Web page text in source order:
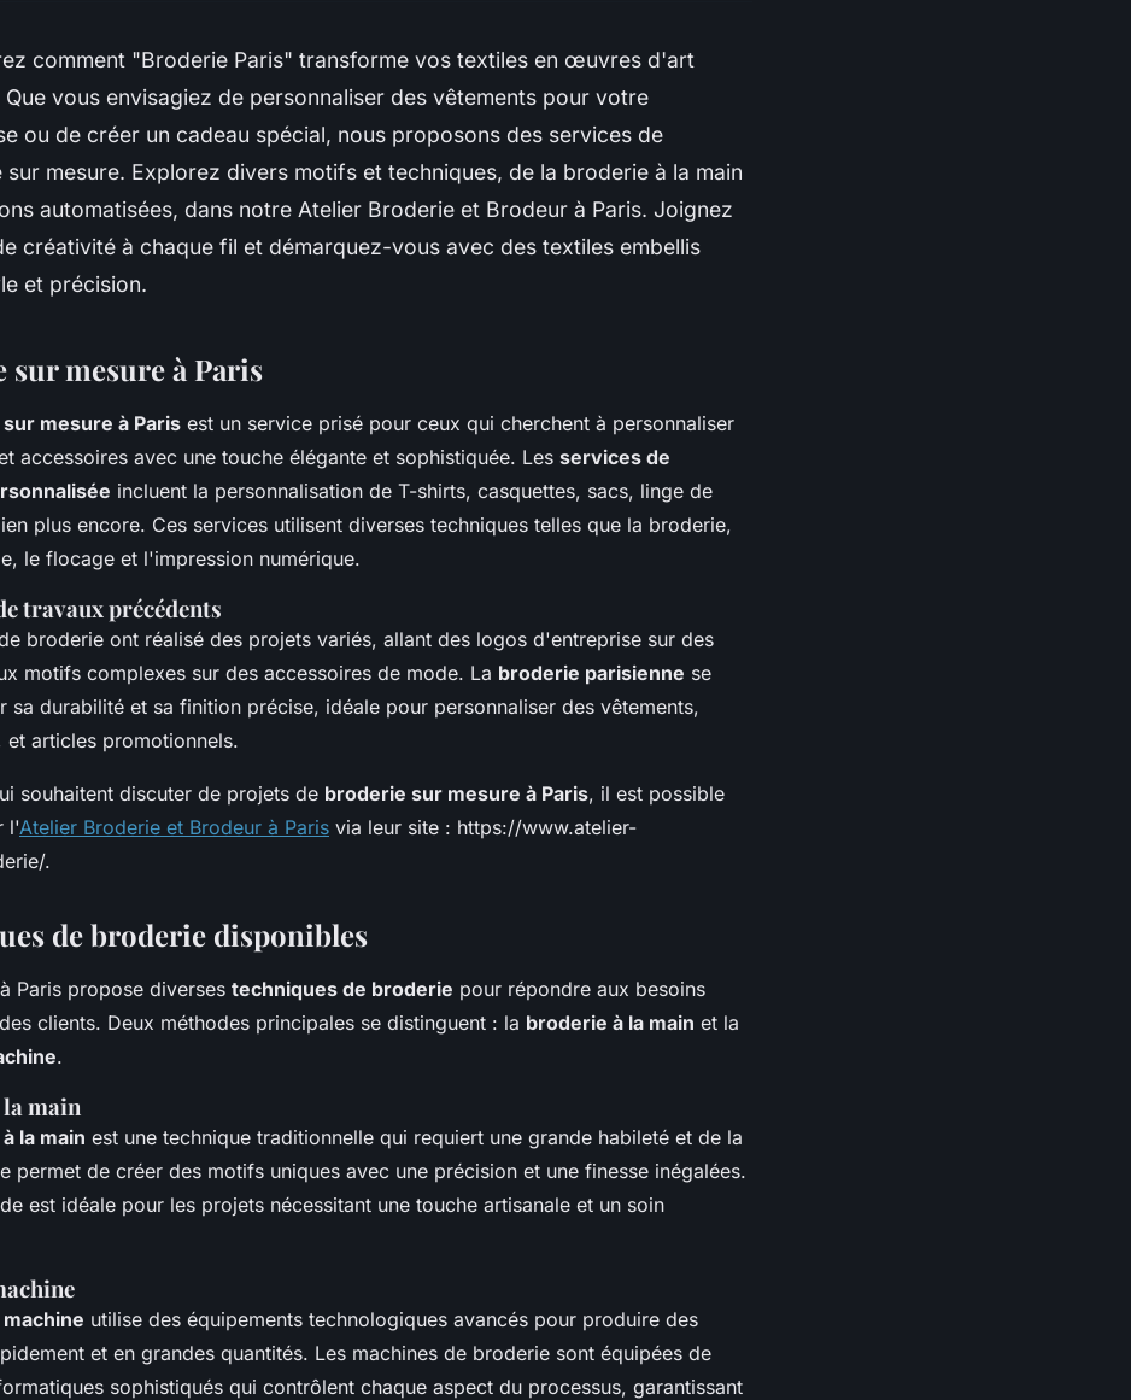
comment "Broderie Paris" transforme vos textiles en œuvres d'art
Que vous envisagiez de personnaliser des vêtements pour votre
ou de créer un cadeau spécial, nous proposons des services de
sur mesure. Explorez divers motifs et techniques, de la broderie à la main
automatisées, dans notre Atelier Broderie et Brodeur à Paris. Joignez
créativité à chaque fil et démarquez-vous avec des textiles embellis
et précision.
sur mesure à Paris
mesure à Paris est un service prisé pour ceux qui cherchent à personnaliser
accessoires avec une touche élégante et sophistiquée. Les services de
incluent la personnalisation de T-shirts, casquettes, sacs, linge de
plus encore. Ces services utilisent diverses techniques telles que la broderie,
le flocage et l'impression numérique.
travaux précédents
broderie ont réalisé des projets variés, allant des logos d'entreprise sur des
motifs complexes sur des accessoires de mode. La broderie parisienne se
sa durabilité et sa finition précise, idéale pour personnaliser des vêtements,
et articles promotionnels.
souhaitent discuter de projets de broderie sur mesure à Paris, il est possible
l'Atelier Broderie et Brodeur à Paris via leur site : https://www.atelier-
.
de broderie disponibles
Paris propose diverses techniques de broderie pour répondre aux besoins
clients. Deux méthodes principales se distinguent : la broderie à la main et la
.
main
la main est une technique traditionnelle qui requiert une grande habileté et de la
permet de créer des motifs uniques avec une précision et une finesse inégalées.
est idéale pour les projets nécessitant une touche artisanale et un soin
utilise des équipements technologiques avancés pour produire des
et en grandes quantités. Les machines de broderie sont équipées de
sophistiqués qui contrôlent chaque aspect du processus, garantissant